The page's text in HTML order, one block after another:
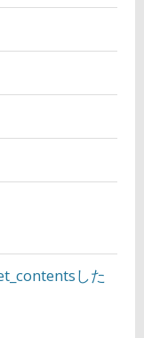
した